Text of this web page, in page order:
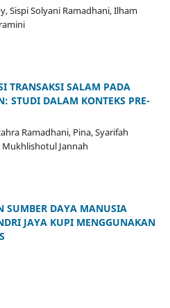
Sispi Solyani Ramadhani, Ilham
TRANSAKSI SALAM PADA
STUDI DALAM KONTEKS PRE-
Ramadhani, Pina, Syarifah
Mukhlishotul Jannah
SUMBER DAYA MANUSIA
JAYA KUPI MENGGUNAKAN